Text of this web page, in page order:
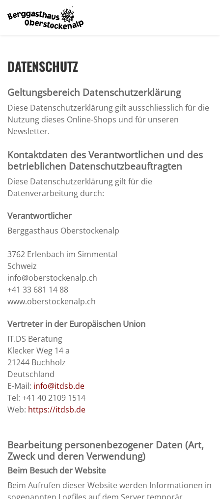
DATENSCHUTZ
Geltungsbereich Datenschutzerklärung
Diese Datenschutzerklärung gilt ausschliesslich für die
Nutzung dieses Online-Shops und für unseren
Newsletter.
Kontaktdaten des Verantwortlichen und des
betrieblichen Datenschutzbeauftragten
Diese Datenschutzerklärung gilt für die
Datenverarbeitung durch:
Verantwortlicher
Berggasthaus Oberstockenalp
3762 Erlenbach im Simmental
Schweiz
info@oberstockenalp.ch
+41 33 681 14 88
www.oberstockenalp.ch
Vertreter in der Europäischen Union
IT.DS Beratung
Klecker Weg 14 a
21244 Buchholz
Deutschland
E-Mail: info@itdsb.de
Tel: +41 40 2109 1514
Web: https://itdsb.de
Bearbeitung personenbezogener Daten (Art,
Zweck und deren Verwendung)
Beim Besuch der Website
Beim Aufrufen dieser Website werden Informationen in